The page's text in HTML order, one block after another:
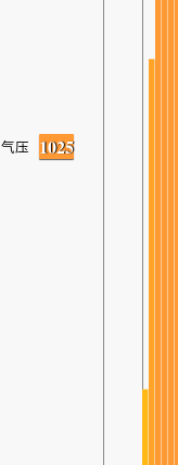
气压 1025